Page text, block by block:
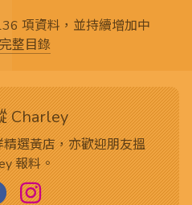
項資料，並持續增加中
整目錄
Charley
選黃店，亦歡迎朋友搵
報料。